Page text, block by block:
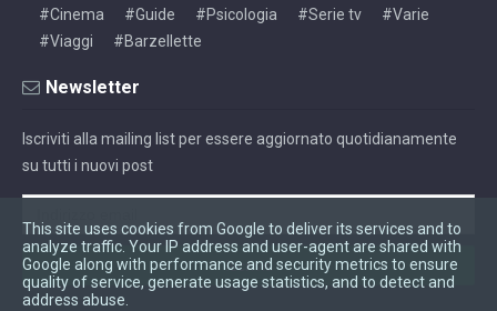
#Cinema #Guide #Psicologia #Serie tv
#Varie
#Viaggi
#Barzellette
Newsletter
Iscriviti alla mailing list per essere aggiornato quotidianamente
su tutti i nuovi post
This site uses cookies from Google to deliver its services and to
analyze traffic. Your IP address and user-agent are shared with
Google along with performance and security metrics to ensure
quality of service, generate usage statistics, and to detect and
address abuse.